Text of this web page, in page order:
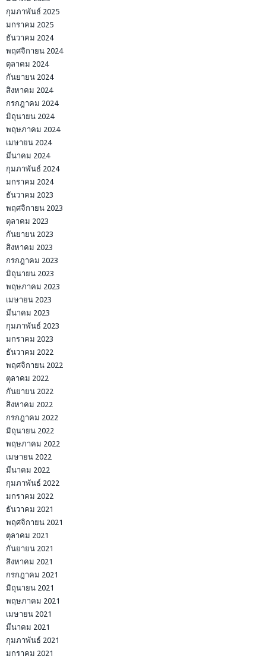
กุมภาพันธ์ 2025
มกราคม 2025
ธันวาคม 2024
พฤศจิกายน 2024
ตุลาคม 2024
กันยายน 2024
สิงหาคม 2024
กรกฎาคม 2024
มิถุนายน 2024
พฤษภาคม 2024
เมษายน 2024
มีนาคม 2024
กุมภาพันธ์ 2024
มกราคม 2024
ธันวาคม 2023
พฤศจิกายน 2023
ตุลาคม 2023
กันยายน 2023
สิงหาคม 2023
กรกฎาคม 2023
มิถุนายน 2023
พฤษภาคม 2023
เมษายน 2023
มีนาคม 2023
กุมภาพันธ์ 2023
มกราคม 2023
ธันวาคม 2022
พฤศจิกายน 2022
ตุลาคม 2022
กันยายน 2022
สิงหาคม 2022
กรกฎาคม 2022
มิถุนายน 2022
พฤษภาคม 2022
เมษายน 2022
มีนาคม 2022
กุมภาพันธ์ 2022
มกราคม 2022
ธันวาคม 2021
พฤศจิกายน 2021
ตุลาคม 2021
กันยายน 2021
สิงหาคม 2021
กรกฎาคม 2021
มิถุนายน 2021
พฤษภาคม 2021
เมษายน 2021
มีนาคม 2021
กุมภาพันธ์ 2021
มกราคม 2021